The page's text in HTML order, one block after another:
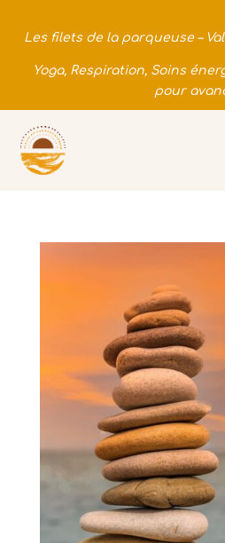
Les filets de la parqueuse –
Yoga, Respiration, Soins
pour